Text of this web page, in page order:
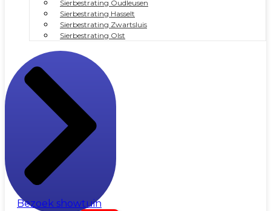
Sierbestrating Oudleusen
Sierbestrating Hasselt
Sierbestrating Zwartsluis
Sierbestrating Olst
Bezoek showtuin